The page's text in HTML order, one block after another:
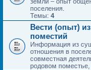
поселения.
Темы: 4
Вести (опыт)
поместий
Информация из
отношения в
совместная
родовом поместье,